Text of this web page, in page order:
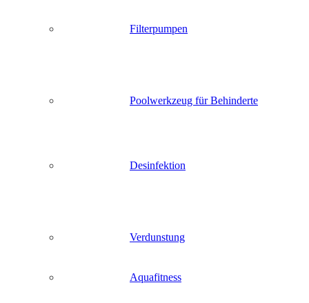
Filterpumpen
Poolwerkzeug für Behinderte
Desinfektion
Verdunstung
Aquafitness